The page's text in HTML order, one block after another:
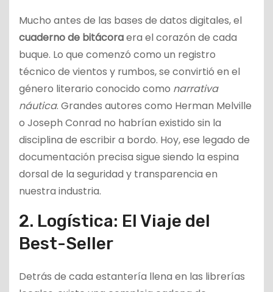
Mucho antes de las bases de datos digitales, el
cuaderno de bitácoraera el corazón de cada
buque. Lo que comenzó como un registro
técnico de vientos y rumbos, se convirtió en el
género literario conocido como narrativa
náutica. Grandes autores como Herman Melville
o Joseph Conrad no habrían existido sin la
disciplina de escribir a bordo. Hoy, ese legado de
documentación precisa sigue siendo la espina
dorsal de la seguridad y transparencia en
nuestra industria.
2. Logística: El Viaje del
Best-Seller
Detrás de cada estantería llena en las librerías